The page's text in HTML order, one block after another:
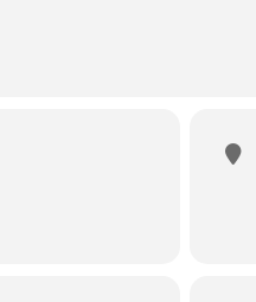
Es ist immer noch alles